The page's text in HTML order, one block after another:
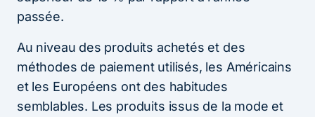
passée.
Au niveau des produits achetés et des
méthodes de paiement utilisés, les Américains
et les Européens ont des habitudes
semblables. Les produits issus de la mode et